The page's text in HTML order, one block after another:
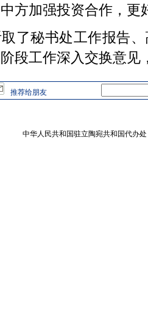
方加强投资合作，
了秘书处工作报告
段工作深入交换意见
推荐给朋友
中华人民共和国驻立陶宛共和国代办处